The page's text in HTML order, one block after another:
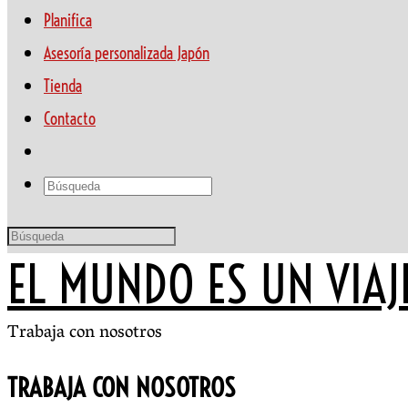
Planifica
Asesoría personalizada Japón
Tienda
Contacto
EL MUNDO ES UN
Trabaja con nosotros
TRABAJA CON NOSOTROS